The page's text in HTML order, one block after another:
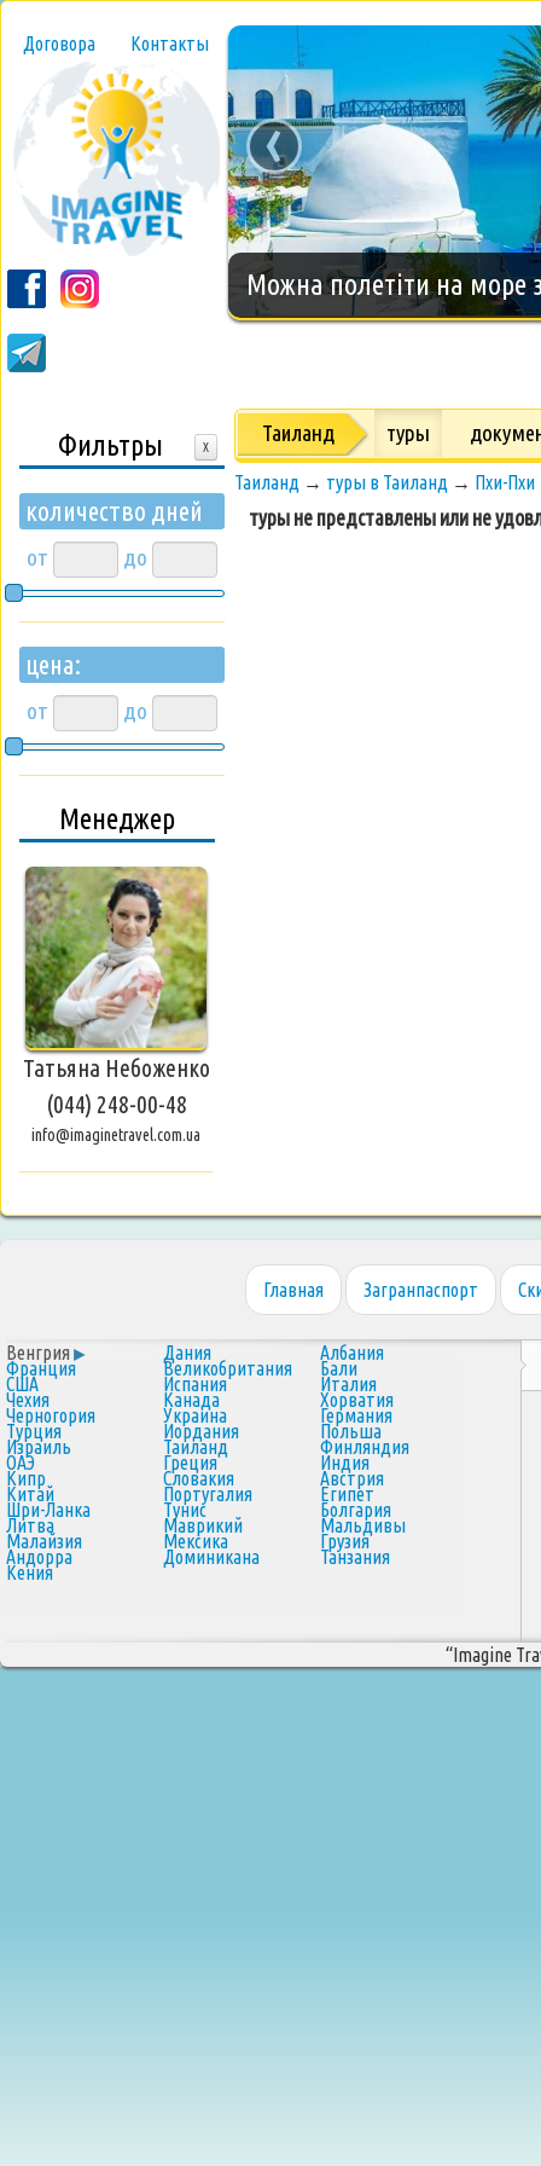
Договора Контакты
Новогодний тур на
‹
Фильтры X
количество дней
от до
цена:
от до
Менеджер
Татьяна Небоженко
(044) 248-00-48
info@imaginetravel.com.ua
Таиланд туры
Таиланд → туры в Таиланд → Пхи-Пхи
туры не представлены или не
Главная Загранпаспорт
Венгрия Дания Албания
Франция Великобритания Бали
США Испания Италия
Чехия Канада Хорватия
Черногория Украина Германия
Турция Иордания Польша
Израиль Таиланд Финляндия
ОАЭ Греция Индия
Кипр Словакия Австрия
Китай Португалия Египет
Шри-Ланка Тунис Болгария
Литва Маврикий Мальдивы
Малайзия Мексика Грузия
Андорра Доминикана Танзания
Кения
“Imagine